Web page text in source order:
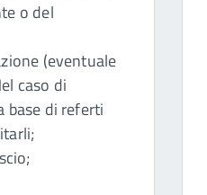
o del
(eventuale
caso di
base di referti